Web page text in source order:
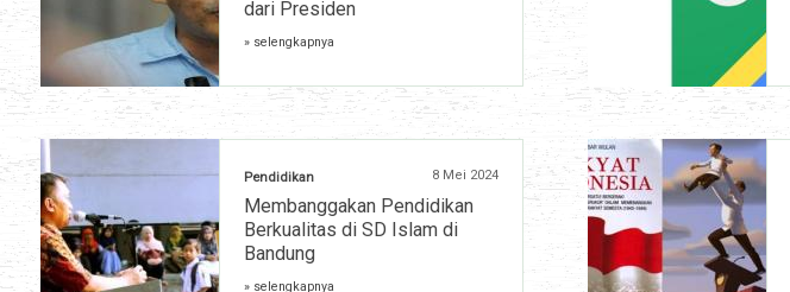
dari Presiden
» selengkapnya
Pendidikan 8 Mei 2024
Membanggakan Pendidikan
Berkualitas di SD Islam di
Bandung
» selengkapnya